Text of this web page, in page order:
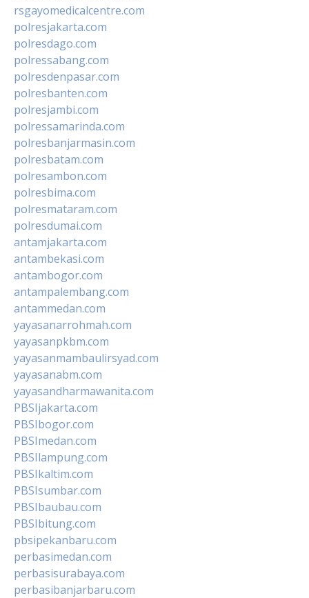
rsgayomedicalcentre.com
polresjakarta.com
polresdago.com
polressabang.com
polresdenpasar.com
polresbanten.com
polresjambi.com
polressamarinda.com
polresbanjarmasin.com
polresbatam.com
polresambon.com
polresbima.com
polresmataram.com
polresdumai.com
antamjakarta.com
antambekasi.com
antambogor.com
antampalembang.com
antammedan.com
yayasanarrohmah.com
yayasanpkbm.com
yayasanmambaulirsyad.com
yayasanabm.com
yayasandharmawanita.com
PBSIjakarta.com
PBSIbogor.com
PBSImedan.com
PBSIlampung.com
PBSIkaltim.com
PBSIsumbar.com
PBSIbaubau.com
PBSIbitung.com
pbsipekanbaru.com
perbasimedan.com
perbasisurabaya.com
perbasibanjarbaru.com